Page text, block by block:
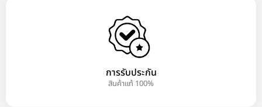
การรับประกัน
สินค้าแท้ 100%